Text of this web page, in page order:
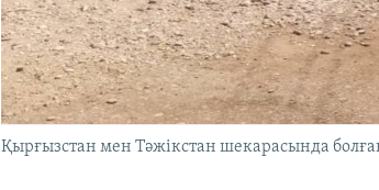
Қырғызстан мен Тәжікстан шекарасында